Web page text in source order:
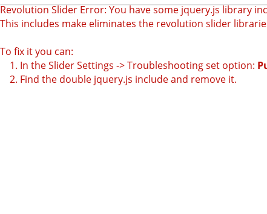
Revolution Slider Error: You have some jquery.js library
This includes make eliminates the revolution slider
To fix it you can:
1. In the Slider Settings -> Troubleshooting set option:
2. Find the double jquery.js include and remove it.